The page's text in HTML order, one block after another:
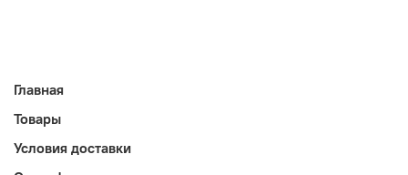
Главная
Товары
Условия доставки